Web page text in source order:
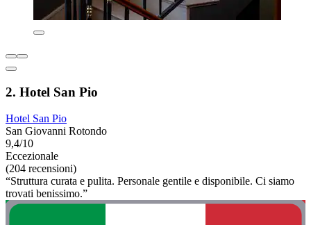
2. Hotel San Pio
Hotel San Pio
San Giovanni Rotondo
9,4/10
Eccezionale
(204 recensioni)
“Struttura curata e pulita. Personale gentile e disponibile. Ci siamo
trovati benissimo.”